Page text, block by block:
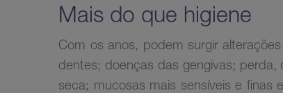
Mais do que higiene
Com os anos, podem surgir
dentes; doenças das gengivas;
seca; mucosas mais sensíveis e finas